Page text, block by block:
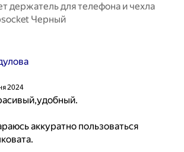
держатель для телефона и чехла
Черный
2024
аккуратно пользоваться